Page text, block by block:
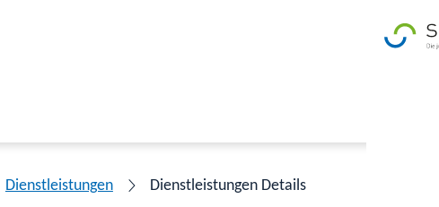
Dienstleistungen Dienstleistungen Details